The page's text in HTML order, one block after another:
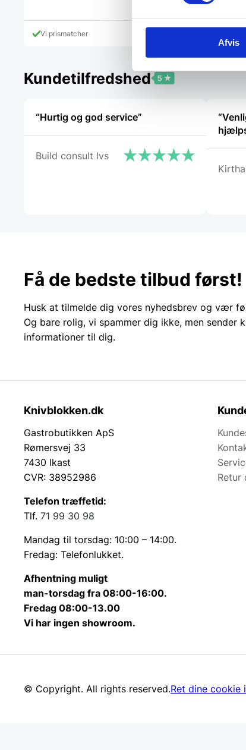
Afvis
Vi prismatcher
Kundetilfredshed
“Hurtig og god service”
Build consult Ivs
Kirtha
Få de bedste tilbud først!
Husk at tilmelde dig vores nyhedsbrev og vær
Og bare rolig, vi spammer dig ikke, men sender
informationer til dig.
Knivblokken.dk
Gastrobutikken ApS
Rømersvej 33
7430 Ikast
CVR: 38952986
Telefon træffetid:
Tlf. 71 99 30 98
Mandag til torsdag: 10:00 – 14:00.
Fredag: Telefonlukket.
Afhentning muligt
man-torsdag fra 08:00-16:00.
Fredag 08:00-13.00
Vi har ingen showroom.
Retur
© Copyright. All rights reserved.Ret dine cookie